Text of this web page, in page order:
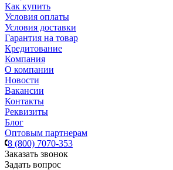
Как купить
Условия оплаты
Условия доставки
Гарантия на товар
Кредитование
Компания
О компании
Новости
Вакансии
Контакты
Реквизиты
Блог
Оптовым партнерам
8 (800) 7070-353
Заказать звонок
Задать вопрос